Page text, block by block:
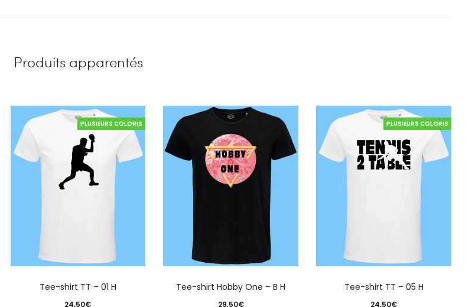
Produits apparentés
PLUSIEURS COLORIS
Tee-shirt TT – 01 H
24,50€
Tee-shirt Hobby One – B H
29,50€
PLUSIEURS COLORIS
Tee-shirt TT – 05 H
24,50€